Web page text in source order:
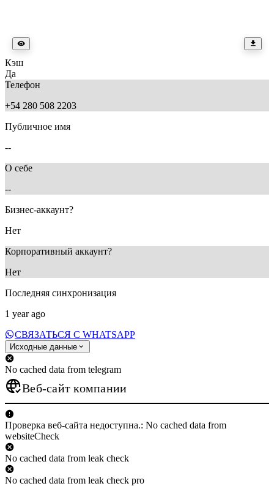
Кэш
Да
Телефон
+54 280 508 2203
Публичное имя
--
О себе
--
Бизнес-аккаунт?
Нет
Корпоративный аккаунт?
Нет
Последняя синхронизация
1 year ago
СВЯЗАТЬСЯ С WHATSAPP
Исходные данные
No cached data from telegram
Веб-сайт компании
Проверка веб-сайта недоступна.: No cached data from
websiteCheck
No cached data from leak check
No cached data from leak check pro